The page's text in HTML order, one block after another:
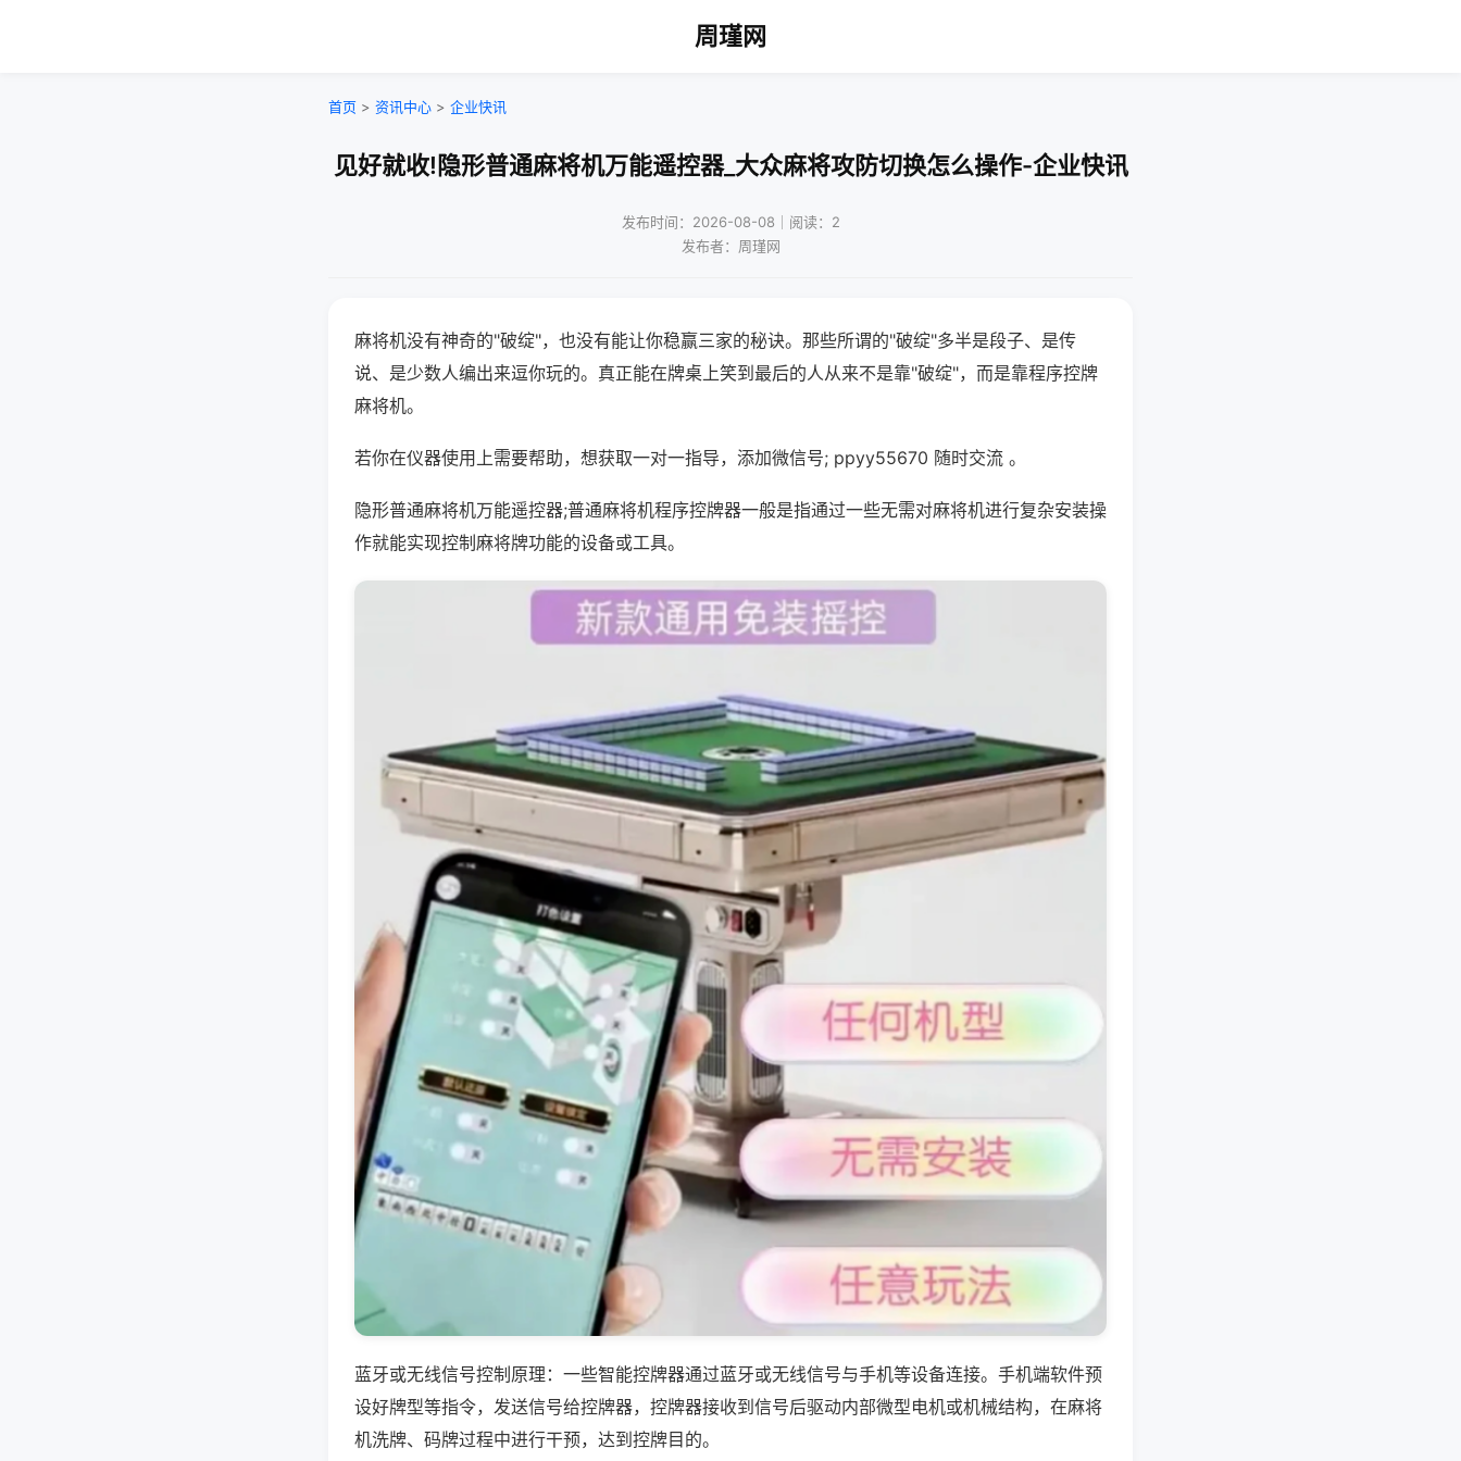
周瑾网
首页 > 资讯中心 > 企业快讯
见好就收!隐形普通麻将机万能遥控器_大众麻将攻防切换怎么操作-企业快讯
发布时间：2026-08-08｜阅读：2
发布者：周瑾网
麻将机没有神奇的"破绽"，也没有能让你稳赢三家的秘诀。那些所谓的"破绽"多半是段子、是传
说、是少数人编出来逗你玩的。真正能在牌桌上笑到最后的人从来不是靠"破绽"，而是靠程序控牌
麻将机。
若你在仪器使用上需要帮助，想获取一对一指导，添加微信号; ppyy55670 随时交流 。
隐形普通麻将机万能遥控器;普通麻将机程序控牌器一般是指通过一些无需对麻将机进行复杂安装操
作就能实现控制麻将牌功能的设备或工具。
蓝牙或无线信号控制原理：一些智能控牌器通过蓝牙或无线信号与手机等设备连接。手机端软件预
设好牌型等指令，发送信号给控牌器，控牌器接收到信号后驱动内部微型电机或机械结构，在麻将
机洗牌、码牌过程中进行干预，达到控牌目的。